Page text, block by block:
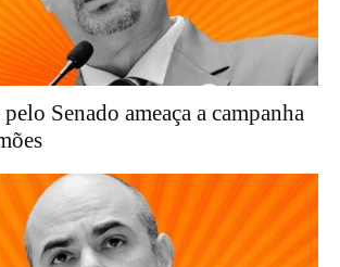
Senado ameaça a campanha